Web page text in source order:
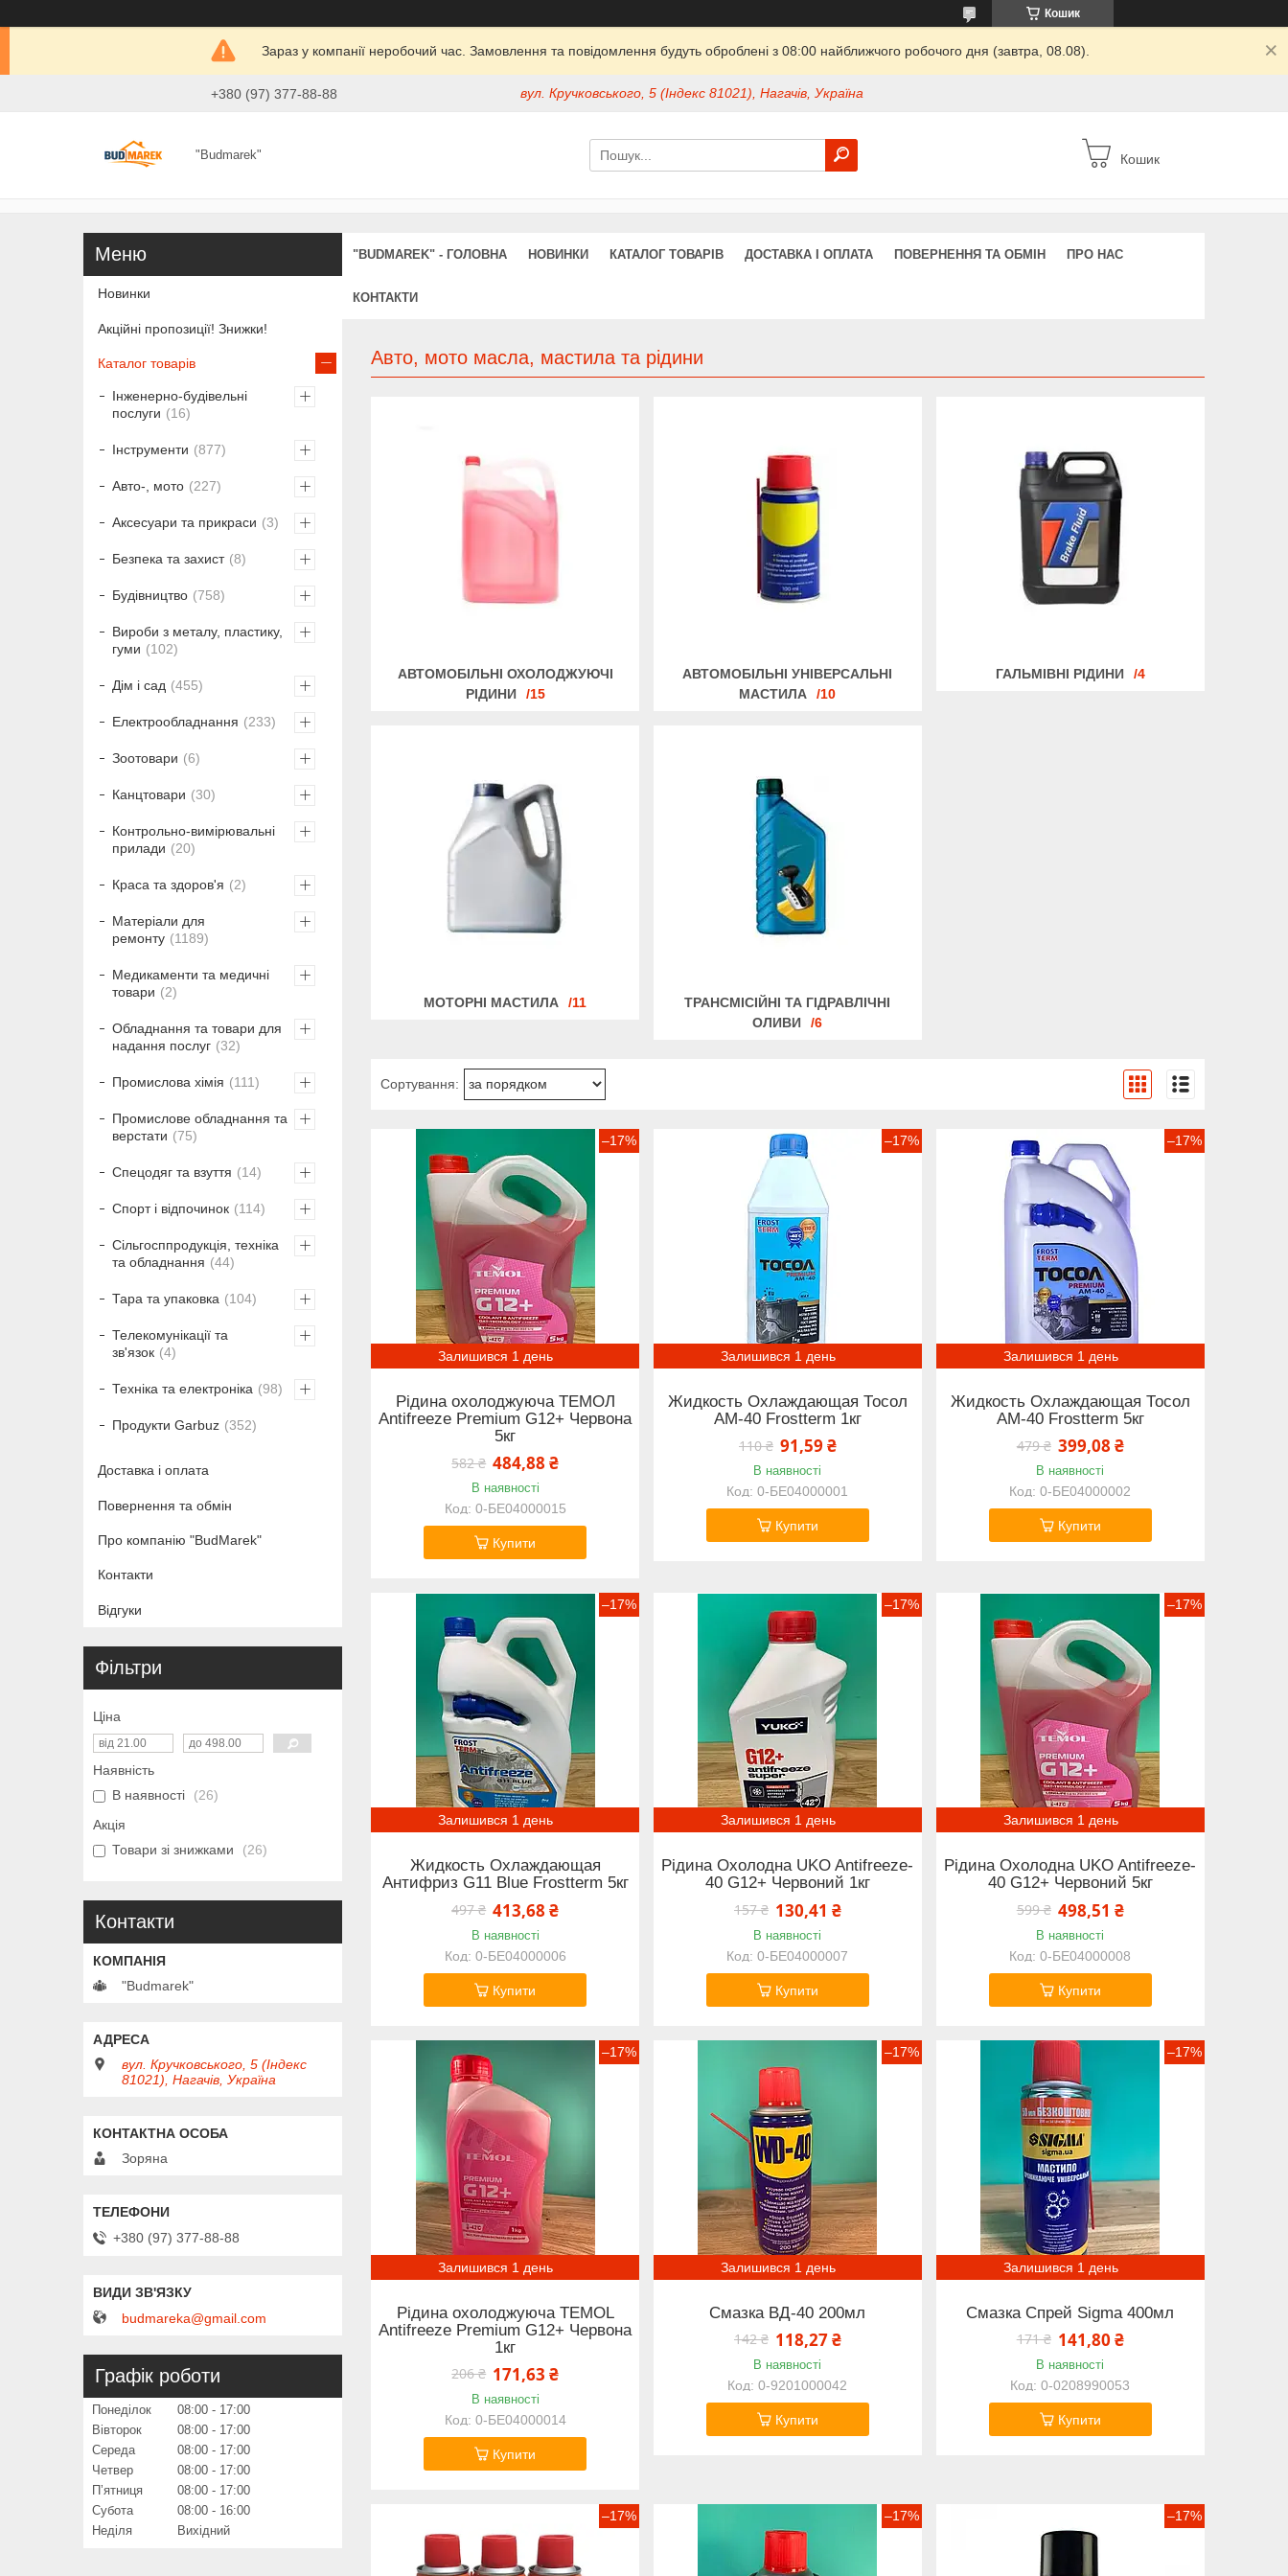
Кошик
Зараз у компанії неробочий час. Замовлення та повідомлення будуть оброблені з 08:00 найближчого робочого дня (завтра, 08.08).
+380 (97) 377-88-88 вул. Кручковського, 5 (Індекс 81021), Нагачів, Україна
"Budmarek" Кошик
"BUDMAREK" - ГОЛОВНА НОВИНКИ КАТАЛОГ ТОВАРІВ ДОСТАВКА І ОПЛАТА ПОВЕРНЕННЯ ТА ОБМІН ПРО НАС
КОНТАКТИ
Авто, мото масла, мастила та рідини
АВТОМОБІЛЬНІ ОХОЛОДЖУЮЧІ
РІДИНИ
15
АВТОМОБІЛЬНІ УНІВЕРСАЛЬНІ
МАСТИЛА
10
ГАЛЬМІВНІ РІДИНИ 4
МОТОРНІ МАСТИЛА 11
ТРАНСМІСІЙНІ ТА ГІДРАВЛІЧНІ
ОЛИВИ
6
–17%
Залишився 1 день
Рідина охолоджуюча ТЕМОЛ
Antifreeze Premium G12+ Червона
5кг
582 ₴ 484,88 ₴
В наявності
0-БЕ04000015
Купити
–17%
Залишився 1 день
Жидкость Охлаждающая Тосол
АМ-40 Frostterm 1кг
110 ₴ 91,59 ₴
В наявності
0-БЕ04000001
Купити
–17%
Залишився 1 день
Жидкость Охлаждающая Тосол
АМ-40 Frostterm 5кг
479 ₴ 399,08 ₴
В наявності
0-БЕ04000002
Купити
–17%
Залишився 1 день
Жидкость Охлаждающая
Антифриз G11 Blue Frostterm 5кг
497 ₴ 413,68 ₴
В наявності
0-БЕ04000006
Купити
–17%
Залишився 1 день
Рідина Охолодна UKO Antifreeze-
40 G12+ Червоний 1кг
157 ₴ 130,41 ₴
В наявності
0-БЕ04000007
Купити
–17%
Залишився 1 день
Рідина Охолодна UKO Antifreeze-
40 G12+ Червоний 5кг
599 ₴ 498,51 ₴
В наявності
0-БЕ04000008
Купити
–17%
Залишився 1 день
Рідина охолоджуюча ТEMOL
Antifreeze Premium G12+ Червона
1кг
206 ₴ 171,63 ₴
В наявності
0-БЕ04000014
Купити
–17%
Залишився 1 день
Смазка ВД-40 200мл
142 ₴ 118,27 ₴
В наявності
0-9201000042
Купити
–17%
Залишився 1 день
Смазка Спрей Sigma 400мл
171 ₴ 141,80 ₴
В наявності
0-0208990053
Купити
–17% –17% –17%
Новинки
Акційні пропозиції! Знижки!
Каталог товарів
Інженерно-будівельні
послуги
16
Інструменти 877
Авто-, мото 227
Аксесуари та прикраси 3
Безпека та захист 8
Будівництво 758
Вироби з металу, пластику,
гуми
102
Дім і сад 455
Електрообладнання 233
Зоотовари 6
Канцтовари 30
Контрольно-вимірювальні
прилади
20
Краса та здоров'я 2
Матеріали для
ремонту
1189
Медикаменти та медичні
товари
2
Обладнання та товари для
надання послуг
32
Промислова хімія 111
Промислове обладнання та
верстати
75
Спецодяг та взуття 14
Спорт і відпочинок 114
Сільгосппродукція, техніка
та обладнання
44
Тара та упаковка 104
Телекомунікації та
зв'язок
4
Техніка та електроніка 98
Продукти Garbuz 352
Доставка і оплата
Повернення та обмін
Про компанію "BudMarek"
Контакти
Відгуки
Фільтри
Ціна
Наявність
В наявності
26
Акція
Товари зі знижками
26
Контакти
"Budmarek"
вул. Кручковського, 5 (Індекс
81021), Нагачів, Україна
Зоряна
+380 (97) 377-88-88
budmareka@gmail.com
Графік роботи
Понеділок 08:00
17:00
Вівторок
08:00
17:00
Середа
08:00
17:00
Четвер
08:00
17:00
Пʼятниця
08:00
17:00
Субота
08:00
16:00
Неділя
Вихідний